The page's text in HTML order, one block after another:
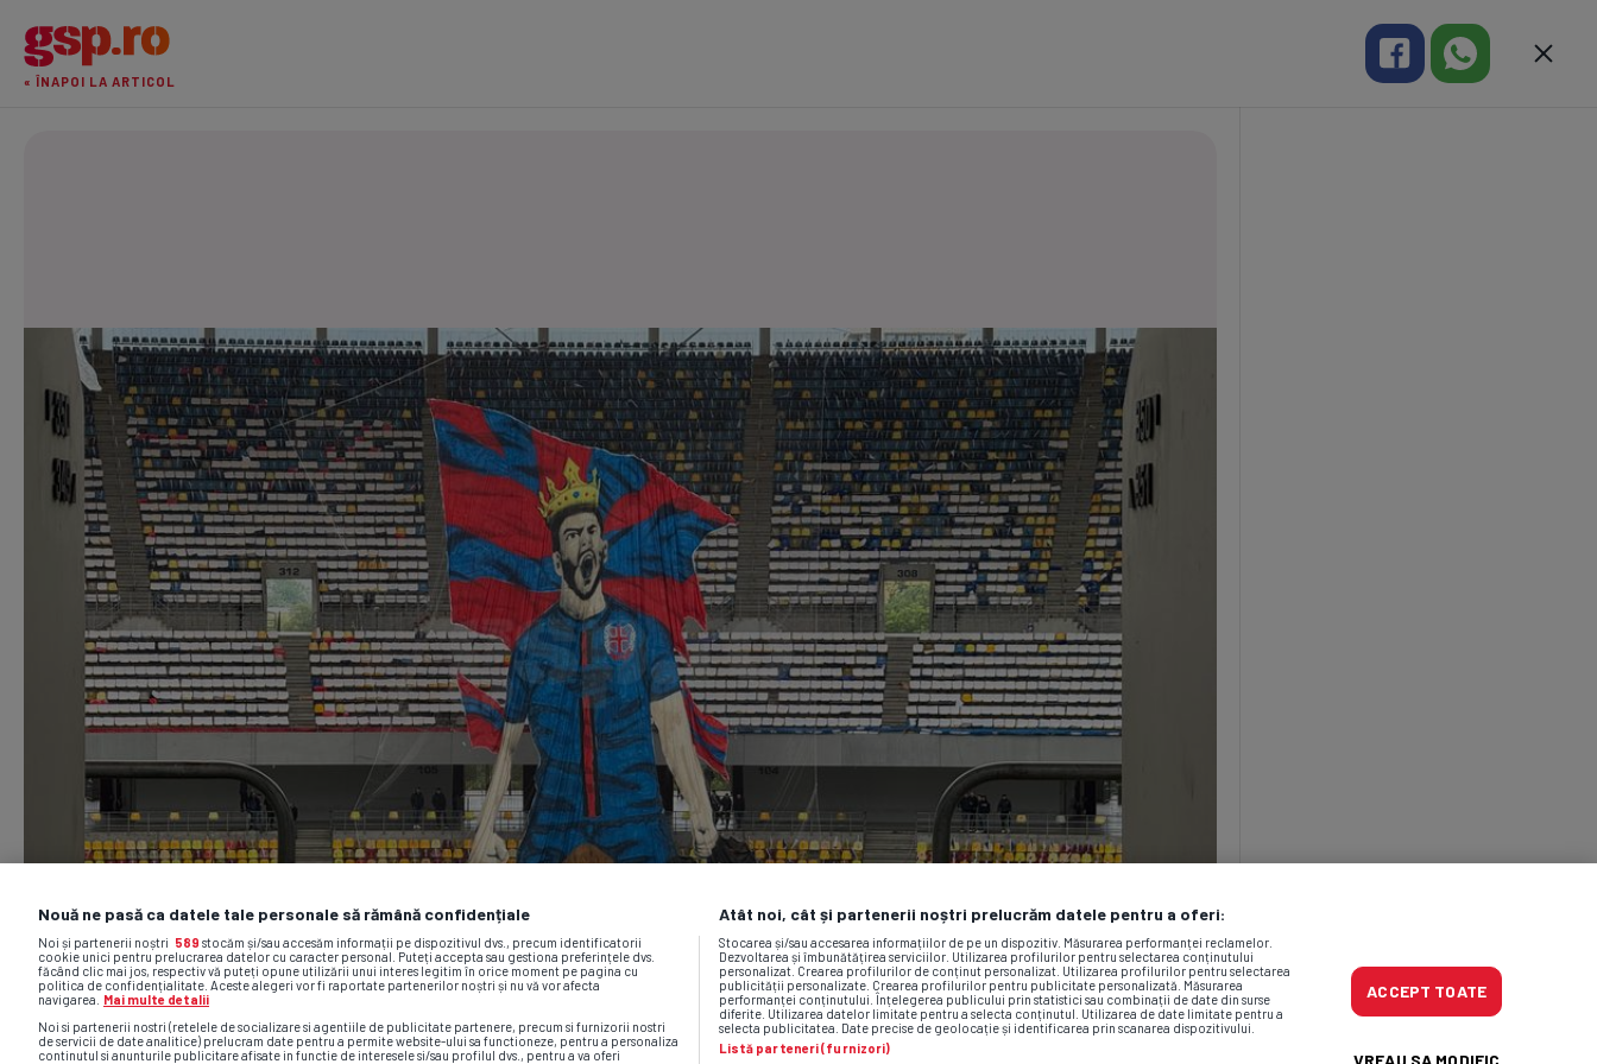
« ÎNAPOI LA ARTICOL
Nouă ne pasă ca datele tale personale să rămână confidențiale
Noi și partenerii noștri 589 stocăm și/sau accesăm informații pe dispozitivul dvs., precum identificatorii
cookie unici pentru prelucrarea datelor cu caracter personal. Puteți accepta sau gestiona preferințele dvs.
făcând clic mai jos, respectiv vă puteți opune utilizării unui interes legitim în orice moment pe pagina cu
politica de confidențialitate. Aceste alegeri vor fi raportate partenerilor noștri și nu vă vor afecta
navigarea.
Mai multe detalii
Noi si partenerii nostri (retelele de socializare si agentiile de publicitate partenere, precum si furnizorii nostri
de servicii de date analitice) prelucram date pentru a permite website-ului sa functioneze, pentru a personaliza
continutul si anunturile publicitare afisate in functie de interesele si/sau profilul dvs., pentru a va oferi
Atât noi, cât și partenerii noștri prelucrăm datele pentru a oferi:
Stocarea și/sau accesarea informațiilor de pe un dispozitiv. Măsurarea performanței reclamelor.
Dezvoltarea și îmbunătățirea serviciilor. Utilizarea profilurilor pentru selectarea conținutului
personalizat. Crearea profilurilor de conținut personalizat. Utilizarea profilurilor pentru selectarea
publicității personalizate. Crearea profilurilor pentru publicitate personalizată. Măsurarea
performanței conținutului. Înțelegerea publicului prin statistici sau combinații de date din surse
diferite. Utilizarea datelor limitate pentru a selecta conținutul. Utilizarea de date limitate pentru a
selecta publicitatea. Date precise de geolocație și identificarea prin scanarea dispozitivului.
Listă parteneri (furnizori)
ACCEPT TOATE
VREAU SA MODIFIC